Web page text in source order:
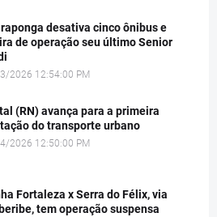
desativa cinco ônibus e
de operação seu último Senior
2026 12:54:00 PM
(RN) avança para a primeira
do transporte urbano
2026 12:50:00 PM
Fortaleza x Serra do Félix, via
tem operação suspensa